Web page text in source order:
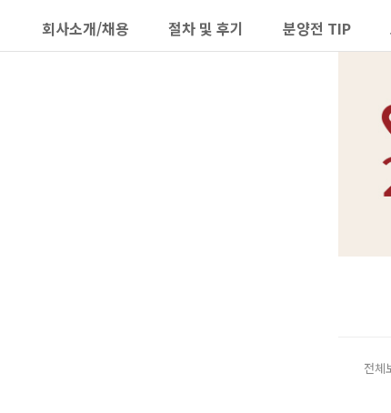
회사소개/채용 절차 및 후기 분양전 TIP
전체